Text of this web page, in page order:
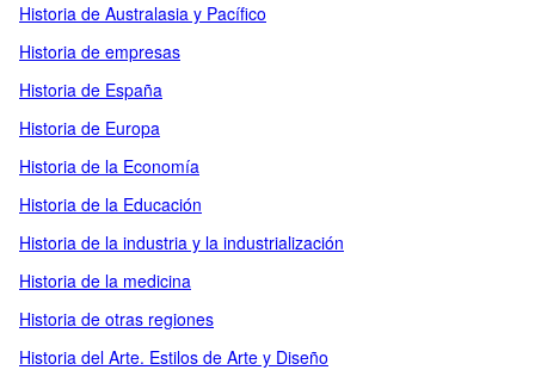
Historia de Australasia y Pacífico
Historia de empresas
Historia de España
Historia de Europa
Historia de la Economía
Historia de la Educación
Historia de la industria y la industrialización
Historia de la medicina
Historia de otras regiones
Historia del Arte. Estilos de Arte y Diseño